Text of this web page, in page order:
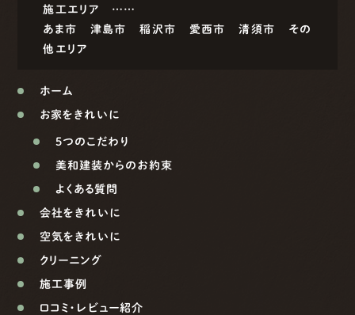
施工エリア ……
あま市
津島市 稲沢市 愛西市 清須市
その
他エリア
ホーム
お家をきれいに
5つのこだわり
美和建装からのお約束
よくある質問
会社をきれいに
空気をきれいに
クリーニング
施工事例
口コミ・レビュー紹介